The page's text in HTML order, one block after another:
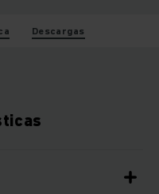
Descargas